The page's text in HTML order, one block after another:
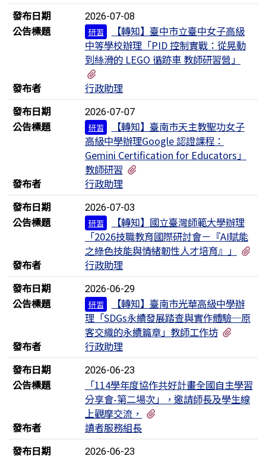
發布日期
2026-07-08
公告標題 研習
【轉知】臺中市立臺中女子高級
中等學校辦理「PID 控制實戰：從晃動
到絲滑的 LEGO 循跡車 教師研習營」
發布者
行政助理
發布日期
2026-07-07
公告標題 研習
【轉知】臺南市天主教聖功女子
高級中學辦理Google 認證課程：
Gemini Certification for Educators」
教師研習
發布者
行政助理
發布日期
2026-07-03
公告標題 研習
【轉知】國立臺灣師範大學辦理
「2026技職教育國際研討會－『AI賦能
之綠色技能與情緒韌性人才培育』」
發布者
行政助理
發布日期
2026-06-29
公告標題 研習
【轉知】臺南市光華高級中學辦
理「SDGs永續發展踏查與實作體驗─原
客交織的永續篇章」教師工作坊
發布者
行政助理
發布日期
2026-06-23
公告標題
「114學年度協作共好計畫全國自主學習
分享會-第二場次」，邀請師長及學生線
上觀摩交流，
發布者
讀者服務組長
發布日期
2026-06-23